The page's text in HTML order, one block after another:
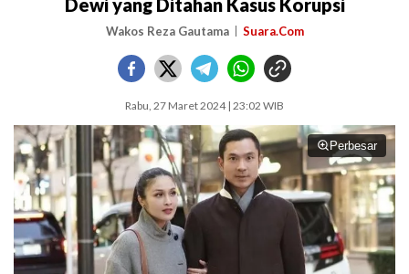
Dewi yang Ditahan Kasus Korupsi
Wakos Reza Gautama Suara.Com
Rabu, 27 Maret 2024 | 23:02 WIB
Perbesar